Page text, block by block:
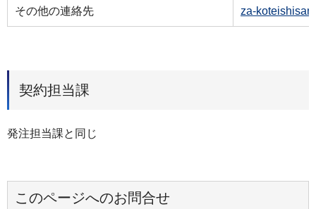
その他の連絡先 za-
契約担当課
発注担当課と同じ
このページへのお問合せ